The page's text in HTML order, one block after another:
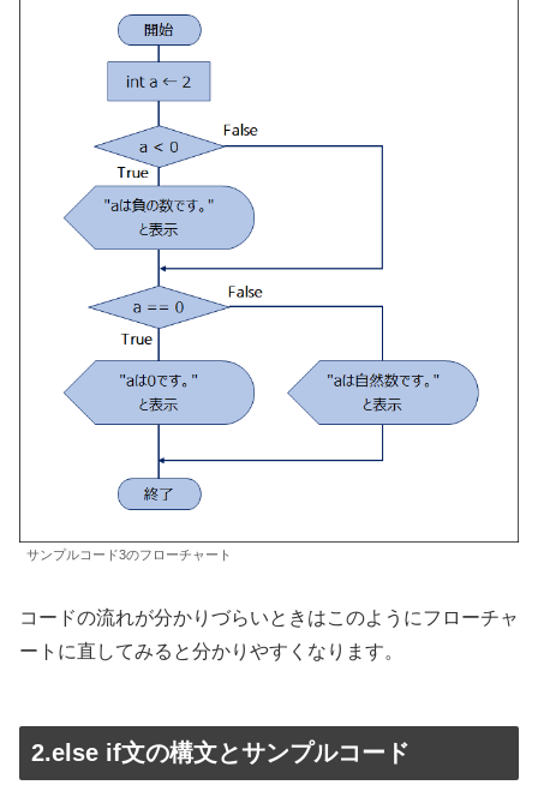
サンプルコード3のフローチャート
コードの流れが分かりづらいときはこのようにフローチャ
ートに直してみると分かりやすくなります。
2.else if文の構文とサンプルコード